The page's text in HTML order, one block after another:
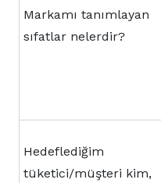
Markamı tanımlayan
sıfatlar nelerdir?
Hedeflediğim
tüketici/müşteri kim,